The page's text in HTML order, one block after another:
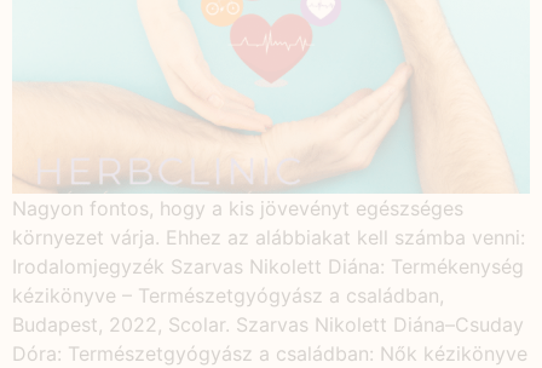
Nagyon fontos, hogy a kis jövevényt egészséges
környezet várja. Ehhez az alábbiakat kell számba venni:
Irodalomjegyzék Szarvas Nikolett Diána: Termékenység
kézikönyve – Természetgyógyász a családban,
Budapest, 2022, Scolar. Szarvas Nikolett Diána–Csuday
Dóra: Természetgyógyász a családban: Nők kézikönyve